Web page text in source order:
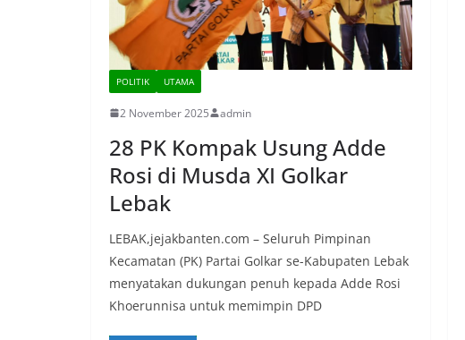
POLITIK UTAMA
2 November 2025 admin
28 PK Kompak Usung Adde
Rosi di Musda XI Golkar
Lebak
LEBAK,jejakbanten.com – Seluruh Pimpinan
Kecamatan (PK) Partai Golkar se-Kabupaten Lebak
menyatakan dukungan penuh kepada Adde Rosi
Khoerunnisa untuk memimpin DPD